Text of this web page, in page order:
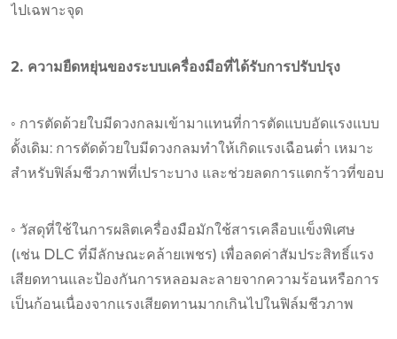
ไปเฉพาะจุด
2. ความยืดหยุ่นของระบบเครื่องมือที่ได้รับการปรับปรุง
◦ การตัดด้วยใบมีดวงกลมเข้ามาแทนที่การตัดแบบอัดแรงแบบ
ดั้งเดิม: การตัดด้วยใบมีดวงกลมทำให้เกิดแรงเฉือนต่ำ เหมาะ
สำหรับฟิล์มชีวภาพที่เปราะบาง และช่วยลดการแตกร้าวที่ขอบ
◦ วัสดุที่ใช้ในการผลิตเครื่องมือมักใช้สารเคลือบแข็งพิเศษ
(เช่น DLC ที่มีลักษณะคล้ายเพชร) เพื่อลดค่าสัมประสิทธิ์แรง
เสียดทานและป้องกันการหลอมละลายจากความร้อนหรือการ
เป็นก้อนเนื่องจากแรงเสียดทานมากเกินไปในฟิล์มชีวภาพ